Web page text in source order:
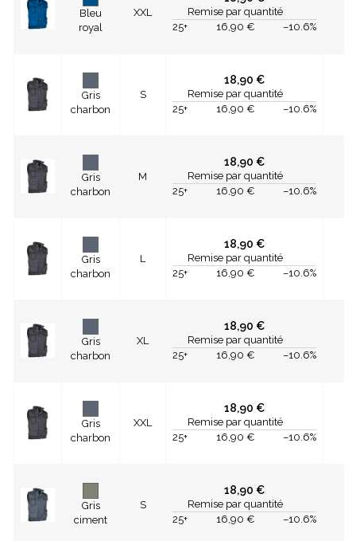
Bleu
royal
XXL
Remise par quantité
25+
16,90 € –10.6%
Gris
charbon
S
18,90 €
Remise par quantité
25+
16,90 € –10.6%
Gris
charbon
M
18,90 €
Remise par quantité
25+
16,90 € –10.6%
Gris
charbon
L
18,90 €
Remise par quantité
25+
16,90 € –10.6%
Gris
charbon
XL
18,90 €
Remise par quantité
25+
16,90 € –10.6%
Gris
charbon
XXL
18,90 €
Remise par quantité
25+
16,90 € –10.6%
Gris
ciment
S
18,90 €
Remise par quantité
25+
16,90 € –10.6%